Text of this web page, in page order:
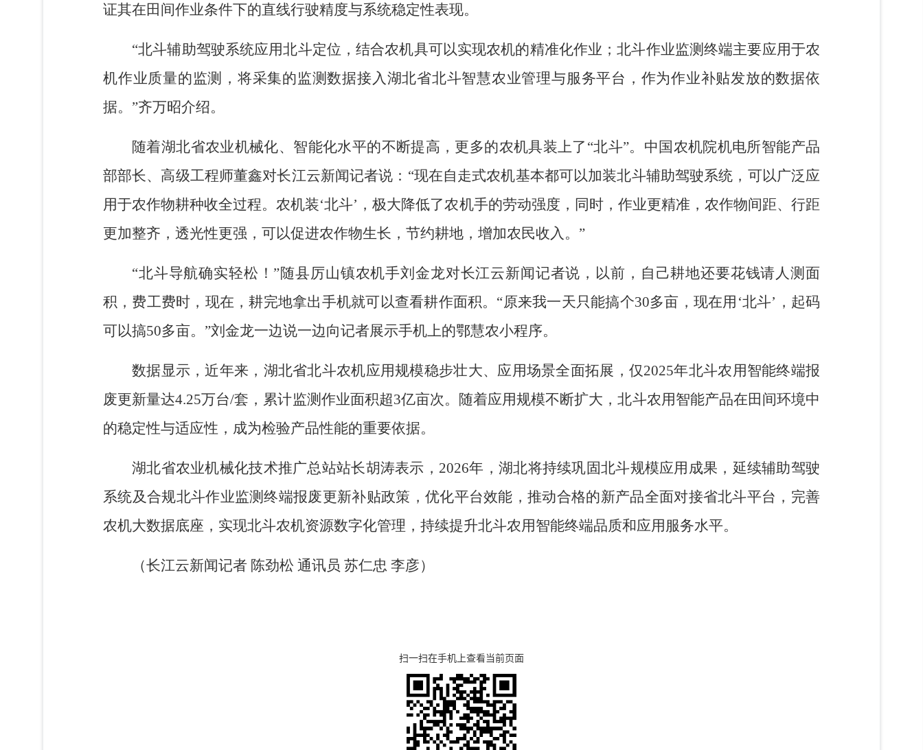
证其在田间作业条件下的直线行驶精度与系统稳定性表现。
“北斗辅助驾驶系统应用北斗定位，结合农机具可以实现农机的精准化作业；北斗作业监测终端主要应用于农
机作业质量的监测，将采集的监测数据接入湖北省北斗智慧农业管理与服务平台，作为作业补贴发放的数据依
据。”齐万昭介绍。
随着湖北省农业机械化、智能化水平的不断提高，更多的农机具装上了“北斗”。中国农机院机电所智能产品
部部长、高级工程师董鑫对长江云新闻记者说：“现在自走式农机基本都可以加装北斗辅助驾驶系统，可以广泛应
用于农作物耕种收全过程。农机装‘北斗’，极大降低了农机手的劳动强度，同时，作业更精准，农作物间距、行距
更加整齐，透光性更强，可以促进农作物生长，节约耕地，增加农民收入。”
“北斗导航确实轻松！”随县厉山镇农机手刘金龙对长江云新闻记者说，以前，自己耕地还要花钱请人测面
积，费工费时，现在，耕完地拿出手机就可以查看耕作面积。“原来我一天只能搞个30多亩，现在用‘北斗’，起码
可以搞50多亩。”刘金龙一边说一边向记者展示手机上的鄂慧农小程序。
数据显示，近年来，湖北省北斗农机应用规模稳步壮大、应用场景全面拓展，仅2025年北斗农用智能终端报
废更新量达4.25万台/套，累计监测作业面积超3亿亩次。随着应用规模不断扩大，北斗农用智能产品在田间环境中
的稳定性与适应性，成为检验产品性能的重要依据。
湖北省农业机械化技术推广总站站长胡涛表示，2026年，湖北将持续巩固北斗规模应用成果，延续辅助驾驶
系统及合规北斗作业监测终端报废更新补贴政策，优化平台效能，推动合格的新产品全面对接省北斗平台，完善
农机大数据底座，实现北斗农机资源数字化管理，持续提升北斗农用智能终端品质和应用服务水平。
（长江云新闻记者 陈劲松 通讯员 苏仁忠 李彦）
扫一扫在手机上查看当前页面